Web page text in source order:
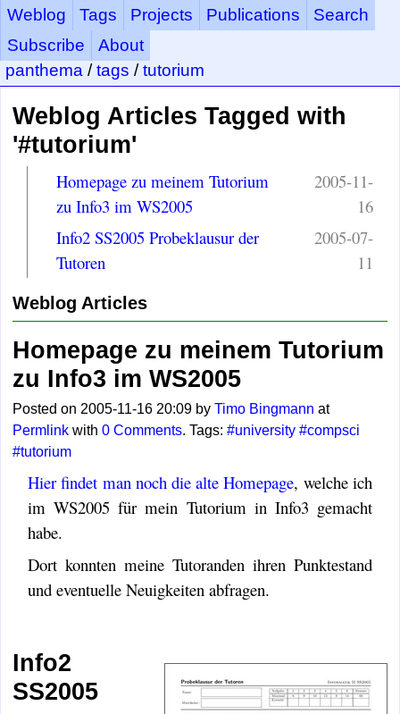
Weblog Tags Projects Publications
Search
Subscribe
About
panthema /tags /tutorium
Weblog Articles Tagged with
'#tutorium'
Homepage zu meinem Tutorium
zu Info3 im WS2005
2005-11-
16
Info2 SS2005 Probeklausur der
Tutoren
2005-07-
11
Weblog Articles
Homepage zu meinem Tutorium
zu Info3 im WS2005
Posted on 2005-11-16 20:09 byTimo Bingmann at
Permlink with0 Comments. Tags:#university #compsci
#tutorium
Hier findet man noch die alte Homepage, welche ich
im WS2005 für mein Tutorium in Info3 gemacht
habe.
Dort konnten meine Tutoranden ihren Punktestand
und eventuelle Neuigkeiten abfragen.
Info2
SS2005